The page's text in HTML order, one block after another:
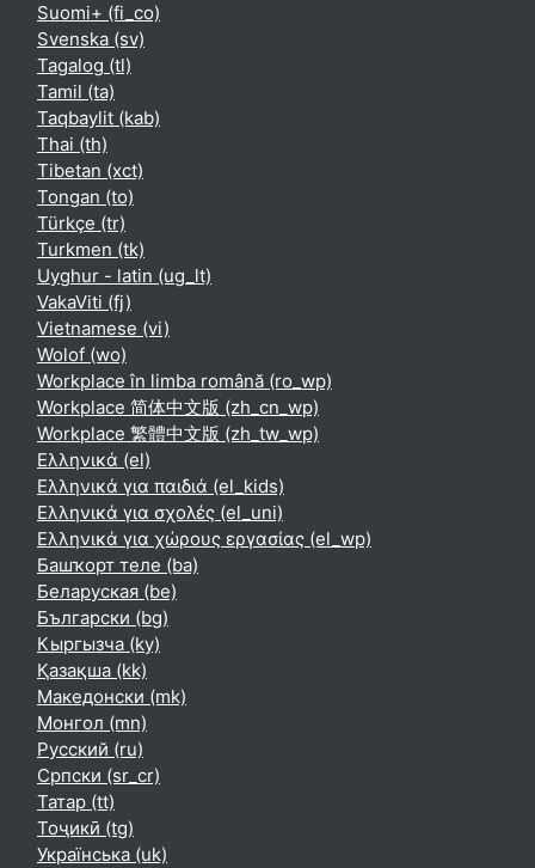
Suomi+ ‎(fi_co)‎
Svenska ‎(sv)‎
Tagalog ‎(tl)‎
Tamil ‎(ta)‎
Taqbaylit ‎(kab)‎
Thai ‎(th)‎
Tibetan ‎(xct)‎
Tongan ‎(to)‎
Türkçe ‎(tr)‎
Turkmen ‎(tk)‎
Uyghur - latin ‎(ug_lt)‎
VakaViti ‎(fj)‎
Vietnamese ‎(vi)‎
Wolof ‎(wo)‎
Workplace în limba română ‎(ro_wp)‎
Workplace 简体中文版 ‎(zh_cn_wp)‎
Workplace 繁體中文版 ‎(zh_tw_wp)‎
Ελληνικά ‎(el)‎
Ελληνικά για παιδιά ‎(el_kids)‎
Ελληνικά για σχολές ‎(el_uni)‎
Ελληνικά για χώρους εργασίας ‎(el_wp)‎
Башҡорт теле ‎(ba)‎
Беларуская ‎(be)‎
Български ‎(bg)‎
Кыргызча ‎(ky)‎
Қазақша ‎(kk)‎
Македонски ‎(mk)‎
Монгол ‎(mn)‎
Русский ‎(ru)‎
Српски ‎(sr_cr)‎
Татар ‎(tt)‎
Тоҷикӣ ‎(tg)‎
Українська ‎(uk)‎